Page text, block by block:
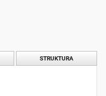
STRUKTURA